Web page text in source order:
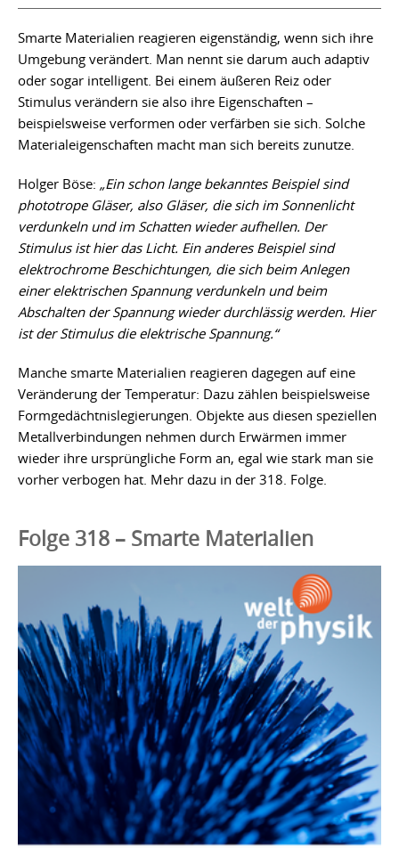
Smarte Materialien reagieren eigenständig, wenn sich ihre
Umgebung verändert. Man nennt sie darum auch adaptiv
oder sogar intelligent. Bei einem äußeren Reiz oder
Stimulus verändern sie also ihre Eigenschaften –
beispielsweise verformen oder verfärben sie sich. Solche
Materialeigenschaften macht man sich bereits zunutze.
Holger Böse: „Ein schon lange bekanntes Beispiel sind
phototrope Gläser, also Gläser, die sich im Sonnenlicht
verdunkeln und im Schatten wieder aufhellen. Der
Stimulus ist hier das Licht. Ein anderes Beispiel sind
elektrochrome Beschichtungen, die sich beim Anlegen
einer elektrischen Spannung verdunkeln und beim
Abschalten der Spannung wieder durchlässig werden. Hier
ist der Stimulus die elektrische Spannung.“
Manche smarte Materialien reagieren dagegen auf eine
Veränderung der Temperatur: Dazu zählen beispielsweise
Formgedächtnislegierungen. Objekte aus diesen speziellen
Metallverbindungen nehmen durch Erwärmen immer
wieder ihre ursprüngliche Form an, egal wie stark man sie
vorher verbogen hat. Mehr dazu in der 318. Folge.
Folge 318 – Smarte Materialien